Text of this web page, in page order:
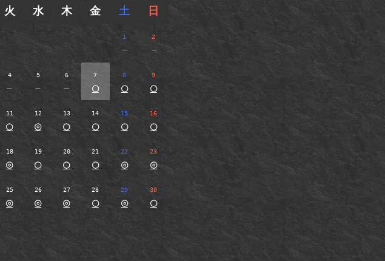
火 水 木 金 土 日
1
－
2
－
4
－
5
－
6
－
7
○
8
○
9
○
11
○
12
◎
13
○
14
○
15
○
16
○
18
◎
19
○
20
○
21
○
22
◎
23
◎
25
◎
26
◎
27
◎
28
○
29
◎
30
○